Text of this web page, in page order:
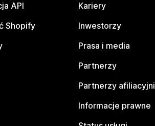
API
Shopify
Kariery
Inwestorzy
Prasa i media
Partnerzy
Partnerzy afiliacyjni
Informacje prawne